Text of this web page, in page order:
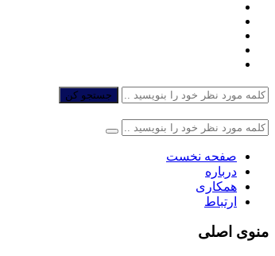
جستجو کن
صفحه نخست
درباره
همکاری
ارتباط
منوی اصلی